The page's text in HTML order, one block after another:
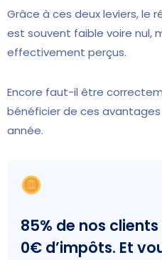
Grâce à ces deux leviers, le
est souvent faible voire nul,
effectivement perçus.
Encore faut-il être
bénéficier de ces
année.
85% de nos
0€ d’impôts. Et